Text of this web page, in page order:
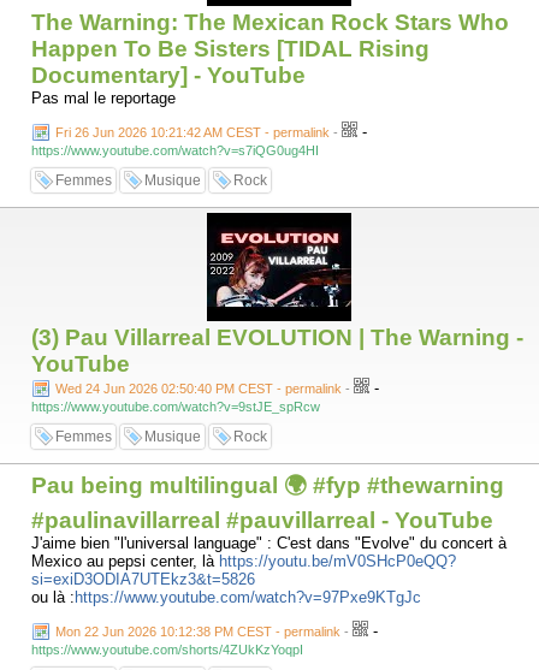
The Warning: The Mexican Rock Stars Who
Happen To Be Sisters [TIDAL Rising
Documentary] - YouTube
Pas mal le reportage
Fri 26 Jun 2026 10:21:42 AM CEST - permalink - -
https://www.youtube.com/watch?v=s7iQG0ug4HI
Femmes Musique Rock
(3) Pau Villarreal EVOLUTION | The Warning -
YouTube
Wed 24 Jun 2026 02:50:40 PM CEST - permalink - -
https://www.youtube.com/watch?v=9stJE_spRcw
Femmes Musique Rock
Pau being multilingual 🌍 #fyp #thewarning
#paulinavillarreal #pauvillarreal - YouTube
J'aime bien "l'universal language" : C'est dans "Evolve" du concert à
Mexico au pepsi center, là https://youtu.be/mV0SHcP0eQQ?
si=exiD3ODIA7UTEkz3&t=5826
ou là : https://www.youtube.com/watch?v=97Pxe9KTgJc
Mon 22 Jun 2026 10:12:38 PM CEST - permalink - -
https://www.youtube.com/shorts/4ZUkKzYoqpI